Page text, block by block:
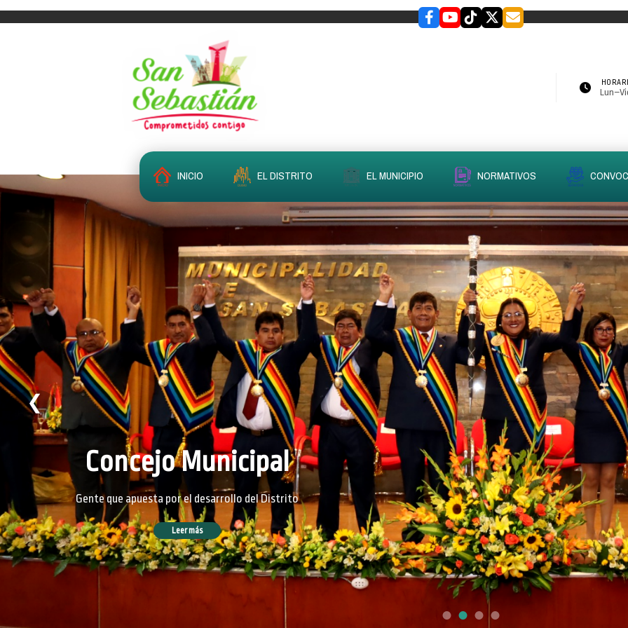
INICIO EL DISTRITO EL MUNICIPIO NORMATIVOS
slider
Concejo Municipal
Gente que apuesta por el desarrollo del Distrito
Leer más
❮